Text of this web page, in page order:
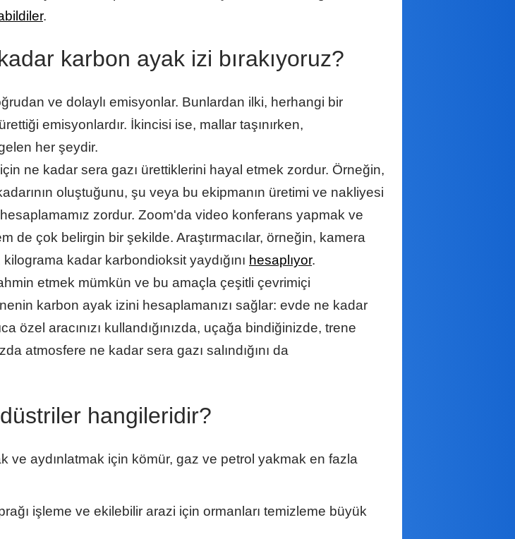
.
karbon ayak izi bırakıyoruz?
ve dolaylı emisyonlar. Bunlardan ilki, herhangi bir
emisyonlardır. İkincisi ise, mallar taşınırken,
her şeydir.
ne kadar sera gazı ürettiklerini hayal etmek zordur. Örneğin,
oluştuğunu, şu veya bu ekipmanın üretimi ve nakliyesi
hesaplamamız zordur. Zoom'da video konferans yapmak ve
de çok belirgin bir şekilde. Araştırmacılar, örneğin, kamera
kadar karbondioksit yaydığını hesaplıyor.
etmek mümkün ve bu amaçla çeşitli çevrimiçi
karbon ayak izini hesaplamanızı sağlar: evde ne kadar
özel aracınızı kullandığınızda, uçağa bindiğinizde, trene
atmosfere ne kadar sera gazı salındığını da
hangileridir?
ve aydınlatmak için kömür, gaz ve petrol yakmak en fazla
işleme ve ekilebilir arazi için ormanları temizleme büyük